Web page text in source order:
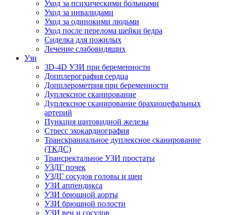
Уход за психическими больными
Уход за инвалидами
Уход за одинокими людьми
Уход после перелома шейки бедра
Сиделка для пожилых
Лечение слабовидящих
Узи
3D-4D УЗИ при беременности
Допплерография сердца
Допплерометрия при беременности
Дуплексное сканирование
Дуплексное сканирование брахиоцефальных
артерий
Пункция щитовидной железы
Стресс эхокардиография
Транскраниальное дуплексное сканирование
(ТКДС)
Трансректальное УЗИ простаты
УЗДГ почек
УЗДГ сосудов головы и шеи
УЗИ аппендикса
УЗИ брюшной аорты
УЗИ брюшной полости
УЗИ вен и сосудов